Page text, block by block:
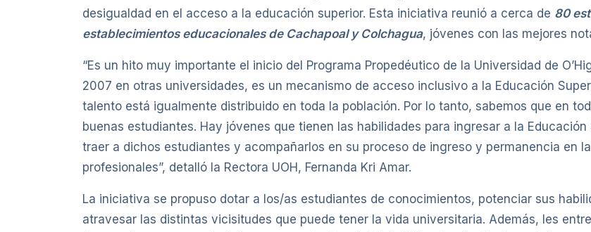
desigualdad en el acceso a la educación superior. Esta iniciativa reunió a cerca de 80
establecimientos educacionales de Cachapoal y Colchagua, jóvenes con las mejores
“Es un hito muy importante el inicio del Programa Propedéutico de la Universidad de
2007 en otras universidades, es un mecanismo de acceso inclusivo a la Educación
talento está igualmente distribuido en toda la población. Por lo tanto, sabemos que en
buenas estudiantes. Hay jóvenes que tienen las habilidades para ingresar a la
traer a dichos estudiantes y acompañarlos en su proceso de ingreso y permanencia en
profesionales”, detalló la Rectora UOH, Fernanda Kri Amar.
La iniciativa se propuso dotar a los/as estudiantes de conocimientos, potenciar sus
atravesar las distintas vicisitudes que puede tener la vida universitaria. Además, les